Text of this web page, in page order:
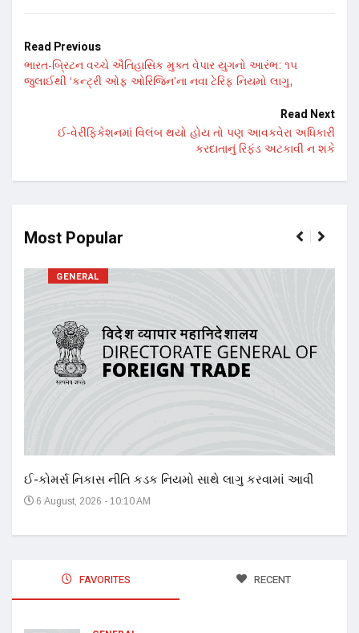
Read Previous
ભારત-બ્રિટન વચ્ચે ઐતિહાસિક મુક્ત વેપાર યુગનો આરંભ: ૧૫
જુલાઈથી ‘કન્ટ્રી ઓફ ઓરિજિન’ના નવા ટેરિફ નિયમો લાગુ,
Read Next
ઈ-વેરીફિકેશનમાં વિલંબ થયો હોય તો પણ આવકવેરા અધિકારી
કરદાતાનું રિફંડ અટકાવી ન શકે
Most Popular
GENERAL
ઈ-કોમર્સ નિકાસ નીતિ કડક નિયમો સાથે લાગુ કરવામાં આવી
6 August, 2026 - 10:10 AM
FAVORITES RECENT